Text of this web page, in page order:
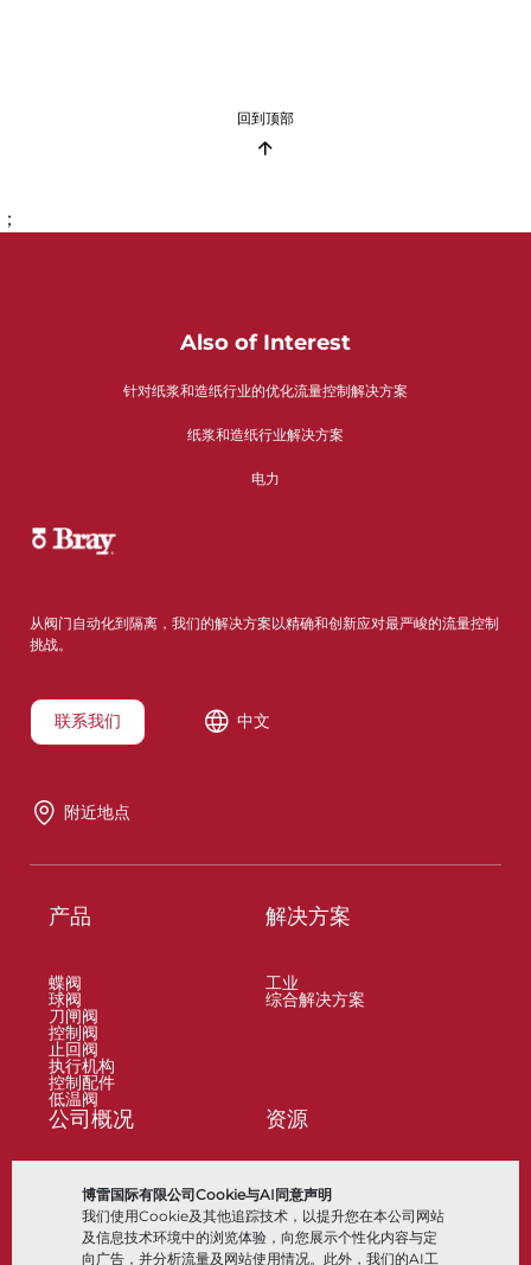
博雷国际有限公司Cookie与AI同意声明
我们使用Cookie及其他追踪技术，以提升您在本公司网站
及信息技术环境中的浏览体验，向您展示个性化内容与定
向广告，并分析流量及网站使用情况。此外，我们的AI工
回到顶部
；
Also of Interest
针对纸浆和造纸行业的优化流量控制解决方案
纸浆和造纸行业解决方案
电力
从阀门自动化到隔离，我们的解决方案以精确和创新应对最严峻的流量控制
挑战。
联系我们 中文
附近地点
产品
蝶阀
球阀
刀闸阀
控制阀
止回阀
执行机构
控制配件
低温阀
解决方案
工业
综合解决方案
公司概况
合作伙伴
可持续性
客户门户
资源
文档
知识中心
软件
材料选择